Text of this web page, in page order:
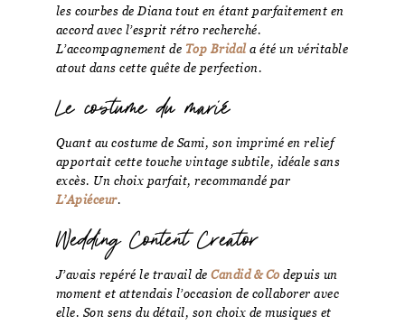
les courbes de Diana tout en étant parfaitement en
accord avec l’esprit rétro recherché.
L’accompagnement de Top Bridala été un véritable
atout dans cette quête de perfection.
Le costume du marié
Quant au costume de Sami, son imprimé en relief
apportait cette touche vintage subtile, idéale sans
excès. Un choix parfait, recommandé par
L’Apiéceur.
Wedding Content Creator
J’avais repéré le travail de Candid & Co depuis un
moment et attendais l’occasion de collaborer avec
elle. Son sens du détail, son choix de musiques et